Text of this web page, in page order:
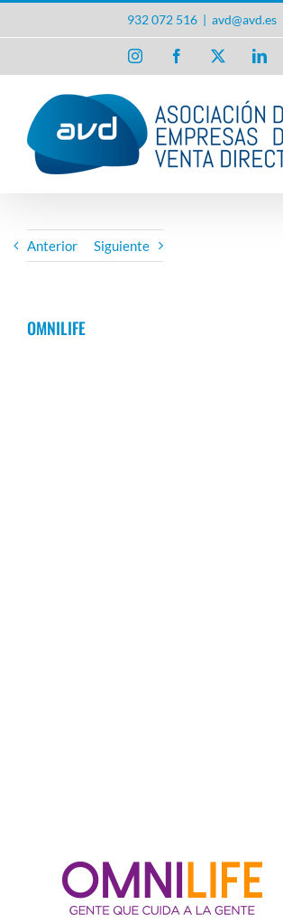
932 072 516 | avd@avd.es
InstagramFacebook
Anterior Siguiente
OMNILIFE